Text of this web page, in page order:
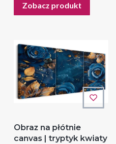
Zobacz produkt
Obraz na płótnie
canvas | tryptyk kwiaty